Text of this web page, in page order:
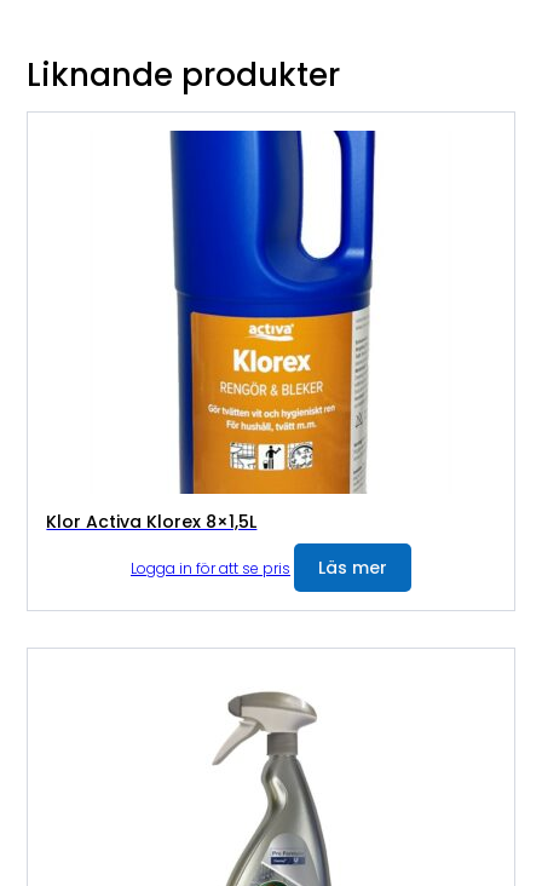
Liknande produkter
Klor Activa Klorex 8×1,5L
Logga in för att se pris Läs mer